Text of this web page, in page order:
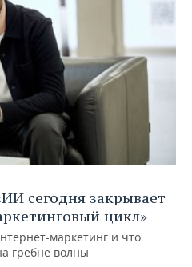
сегодня закрывает
цикл»
маркетинг и что
гребне волны